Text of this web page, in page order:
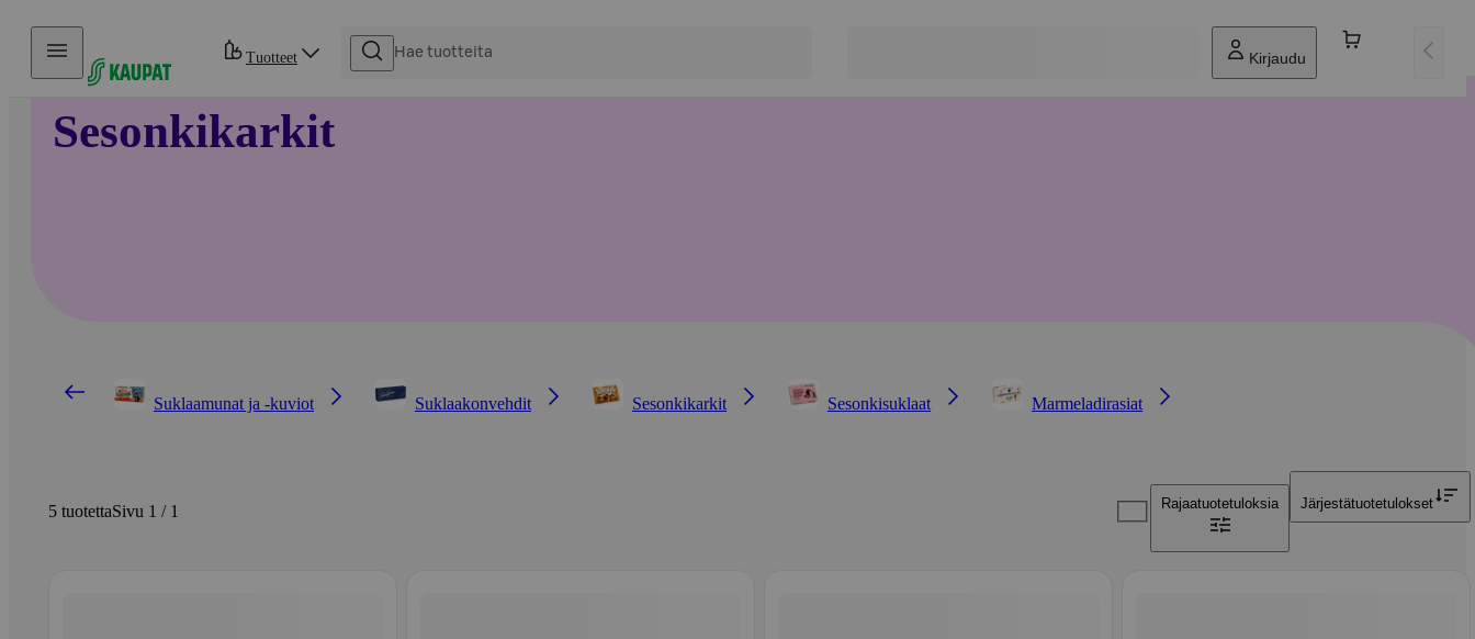
Hyppää sisältöön
Tuotteet Kirjaudu
Sesonkikarkit
Suklaamunat ja -kuviot Suklaakonvehdit Sesonkikarkit Sesonkisuklaat Marmeladirasiat
5 tuotettaSivu 1 / 1 Rajaatuotetuloksia Järjestätuotetulokset